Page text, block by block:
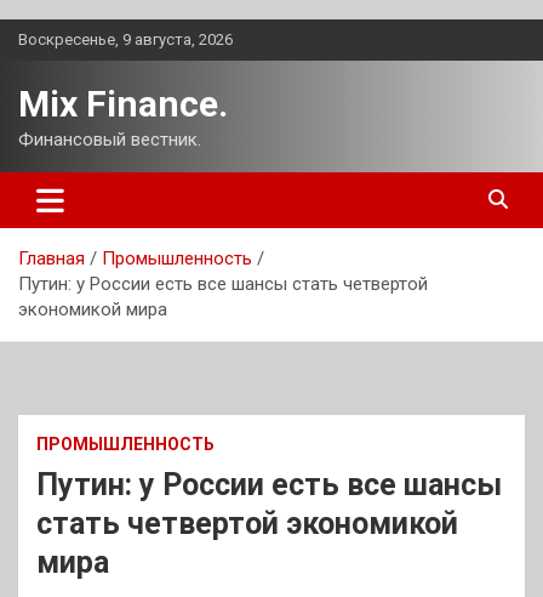
Перейти
Воскресенье, 9 августа, 2026
Mix Finance.
Финансовый вестник.
Главная
Промышленность
Путин: у России есть все шансы стать четвертой
экономикой мира
ПРОМЫШЛЕННОСТЬ
Путин: у России есть все шансы
стать четвертой экономикой
мира